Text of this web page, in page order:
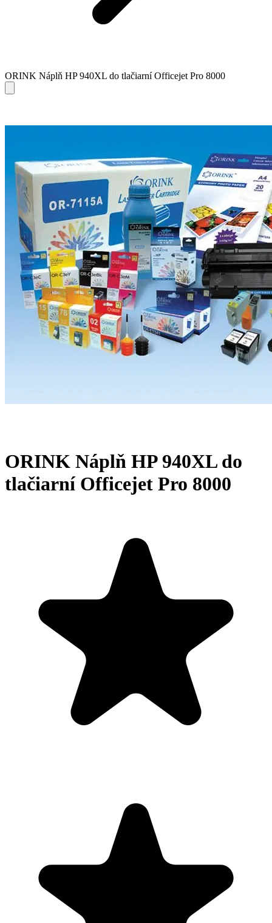
ORINK Náplň HP 940XL do tlačiarní Officejet Pro 8000
ORINK Náplň HP 940XL do
tlačiarní Officejet Pro 8000